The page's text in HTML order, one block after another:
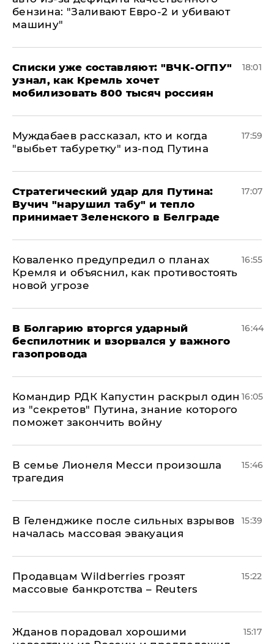
бензина: "Заливают Евро-2 и убивают
машину"
Списки уже составляют: "ВЧК-ОГПУ"
узнал, как Кремль хочет
мобилизовать 800 тысяч россиян
18:01
Муждабаев рассказал, кто и когда
"выбьет табуретку" из-под Путина
17:59
Стратегический удар для Путина:
Вучич "нарушил табу" и тепло
принимает Зеленского в Белграде
17:07
Коваленко предупредил о планах
Кремля и объяснил, как противостоять
новой угрозе
16:55
В Болгарию вторгся ударный
беспилотник и взорвался у важного
газопровода
16:44
Командир РДК Капустин раскрыл один
из "секретов" Путина, знание которого
поможет закончить войну
16:05
В семье Лионеля Месси произошла
трагедия
15:46
В Геленджике после сильных взрывов
началась массовая эвакуация
15:39
Продавцам Wildberries грозят
массовые банкротства – Reuters
15:22
Жданов порадовал хорошими
15:17